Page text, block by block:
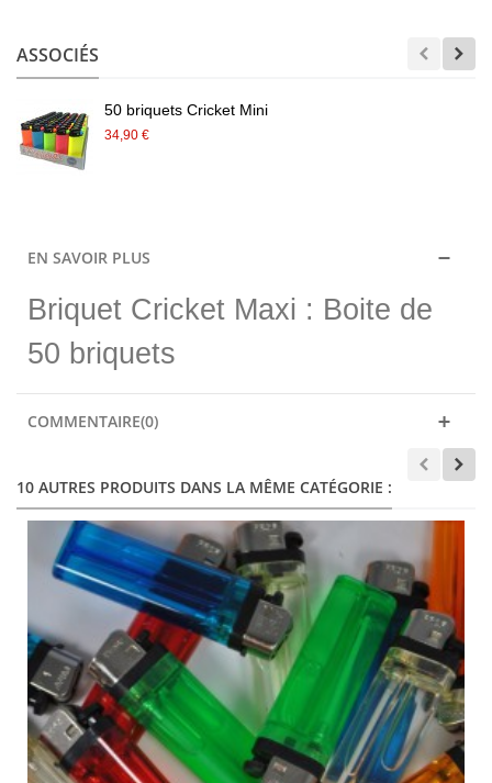
ASSOCIÉS
50 briquets Cricket Mini
34,90 €
EN SAVOIR PLUS
Briquet Cricket Maxi : Boite de
50 briquets
COMMENTAIRE(0)
10 AUTRES PRODUITS DANS LA MÊME CATÉGORIE :